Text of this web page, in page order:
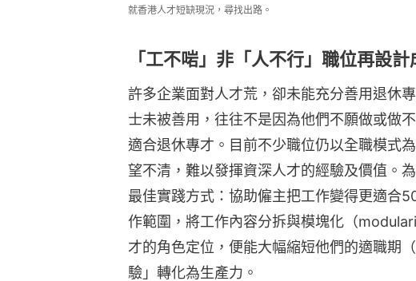
就香港人才短缺現況，尋找出路。
「工不啱」非「人不行」職位再設
許多企業面對人才荒，卻未能充分善用退休
士未被善用，往往不是因為他們不願做或做
適合退休專才。目前不少職位仍以全職模式
望不清，難以發揮資深人才的經驗及價值。
最佳實踐方式：協助僱主把工作變得更適合
作範圍，將工作內容分拆與模塊化（
才的角色定位，便能大幅縮短他們的適職期
驗」轉化為生產力。